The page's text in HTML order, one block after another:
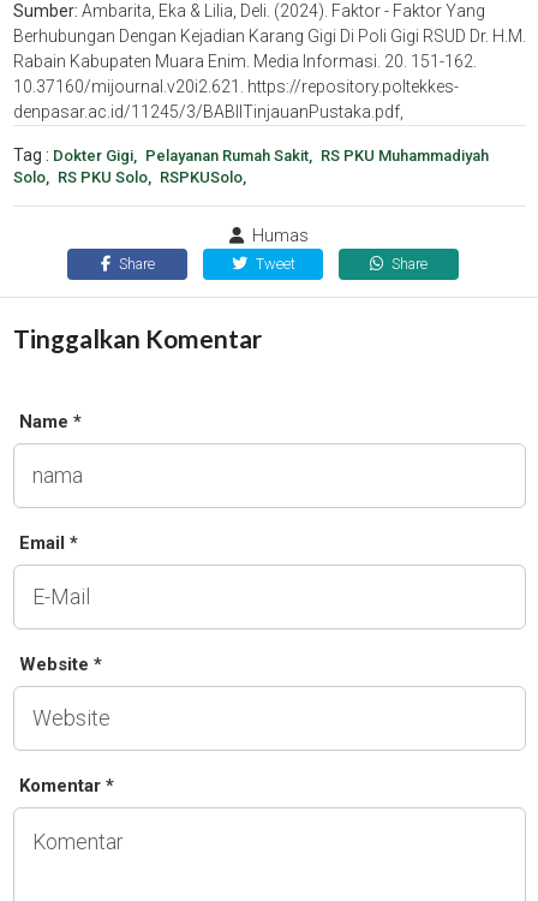
Sumber: Ambarita, Eka & Lilia, Deli. (2024). Faktor - Faktor Yang
Berhubungan Dengan Kejadian Karang Gigi Di Poli Gigi RSUD Dr. H.M.
Rabain Kabupaten Muara Enim. Media Informasi. 20. 151-162.
10.37160/mijournal.v20i2.621. https://repository.poltekkes-
denpasar.ac.id/11245/3/BABIITinjauanPustaka.pdf,
Tag : Dokter Gigi Pelayanan Rumah Sakit
RS PKU Muhammadiyah
Solo
RS PKU Solo RSPKUSolo
Humas
Share Tweet Share
Tinggalkan Komentar
Name *
Email *
Website *
Komentar *